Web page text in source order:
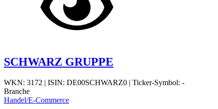
SCHWARZ GRUPPE
WKN: 3172 | ISIN: DE00SCHWARZ0 | Ticker-Symbol: -
Branche
Handel/E-Commerce